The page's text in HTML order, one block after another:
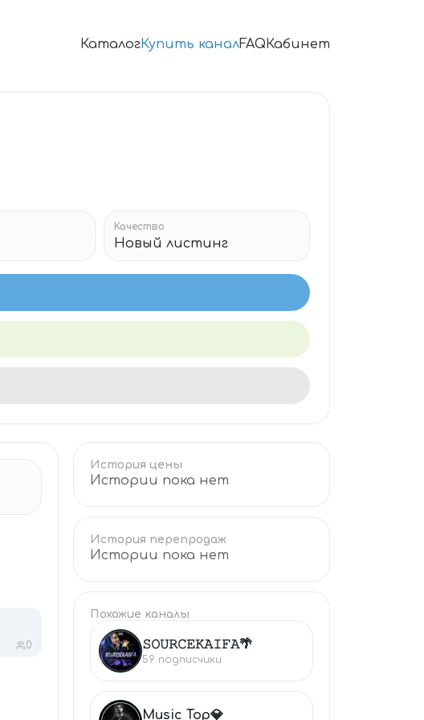
КаталогКупить каналFAQКабинет
Качество
Новый листинг
0
История цены
Истории пока нет
История перепродаж
Истории пока нет
Похожие каналы
𝚂 𝚂𝙾𝚄𝚁𝙲𝙴𝙺𝙰𝙸𝙵𝙰🌴
59 подписчики
Music Top💎